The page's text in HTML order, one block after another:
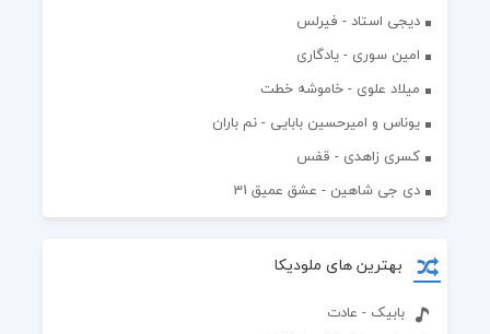
دیجی استاد - فیرلس
امین سوری - یادگاری
میلاد علوی - خاموشه خطت
یوناس و امیرحسین بابایی - نم باران
کسری زاهدی - قفس
دی جی شاهین - عشق عمیق 31
بهترین های ملودیکا
بابیک - عادت